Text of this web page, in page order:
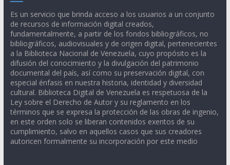
Es un servicio que brinda acceso a los usuarios a un conjunto
de recursos de información digital creados,
fundamentalmente, a partir de los fondos bibliográficos, no
bibliográficos, audiovisuales y de origen digital, pertenecientes
a la Biblioteca Nacional de Venezuela, cuyo propósito es la
difusión del conocimiento y la divulgación del patrimonio
documental del país, así como su preservación digital, con
especial énfasis en nuestra historia, identidad y diversidad
cultural. Biblioteca Digital de Venezuela es respetuosa de la
Ley sobre el Derecho de Autor y su reglamento en los
términos que se expresa la protección de las obras de ingenio,
en este orden solo se liberan contenidos exentos de su
cumplimiento, salvo en aquellos casos que sus creadores
autoricen formalmente su incorporación por este medio